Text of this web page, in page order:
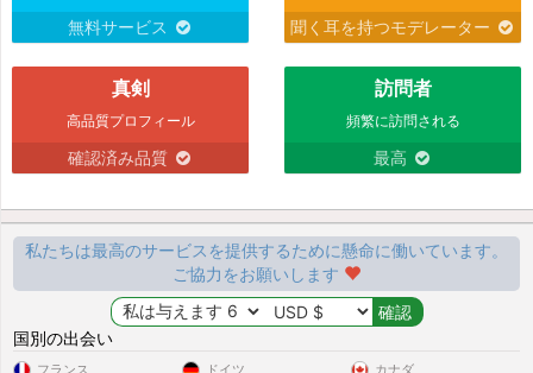
無料サービス 聞く耳を持つモデレーター
真剣
高品質プロフィール
確認済み品質
訪問者
頻繁に訪問される
最高
私たちは最高のサービスを提供するために懸命に働いています。
ご協力をお願いします
国別の出会い
フランス ドイツ カナダ